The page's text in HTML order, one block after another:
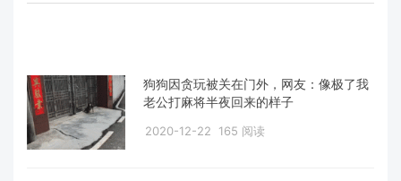
狗狗因贪玩被关在门外，网友：像极了我
老公打麻将半夜回来的样子
2020-12-22 165 阅读